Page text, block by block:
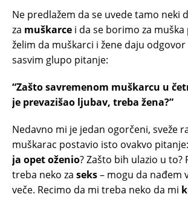
Ne predlažem da se uvede tamo neki
za muškarce i da se borimo za muška
želim da muškarci i žene daju
sasvim glupo pitanje:
“Zašto savremenom muškarcu u
je prevazišao ljubav, treba žena?”
Nedavno mi je jedan ogorčeni, sveže
muškarac postavio isto ovakvo
ja opet oženio? Zašto bih ulazio u to?
treba neko za seks– mogu da nađem
veče. Recimo da mi treba neko da mi